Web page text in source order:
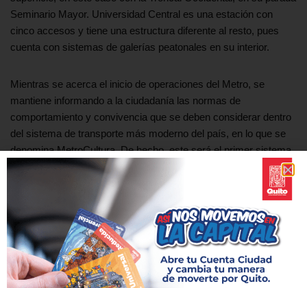
Seminario Mayor. Universidad Central es una estación con
cinco accesos y tiene una estructura diferente al resto, pues
cuenta con sistemas de galerías peatonales en su interior.
Mientras se acerca el inicio de operaciones del Metro, se
mantiene informando a la ciudadanía las normas de
comportamiento y convivencia que se deben considerar dentro
del sistema de transporte más moderno del país, en lo que se
denomina MetroCultura. De hecho, este será el primer sistema
masivo que cuente con un manual de usuario.
La EPMMQ reafirma su compromiso de construir la obra de
movilidad y transporte más importante de la historia moderna de
la ciudad.